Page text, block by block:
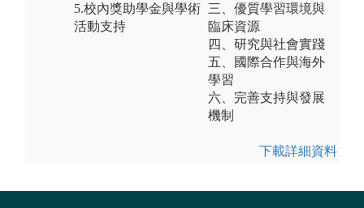
5.校內獎助學金與學術
活動支持
三、優質學習環境與
臨床資源
四、研究與社會實踐
五、國際合作與海外
學習
六、完善支持與發展
機制
下載詳細資料